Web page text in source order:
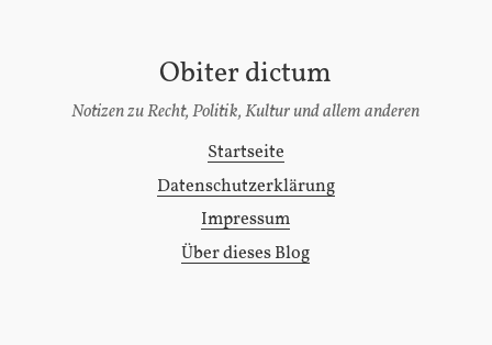
springen]
Obiter dictum
Notizen zu Recht, Politik, Kultur und allem anderen
Hauptmenü
Startseite
Datenschutzerklärung
Impressum
Über dieses Blog